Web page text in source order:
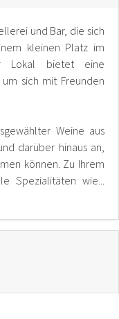
und Bar, die sich
kleinen Platz im
Lokal bietet eine
sich mit Freunden
Weine aus
darüber hinaus an,
können. Zu Ihrem
Spezialitäten wie...